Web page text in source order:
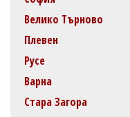
Велико Търново
Плевен
Русе
Варна
Стара Загора